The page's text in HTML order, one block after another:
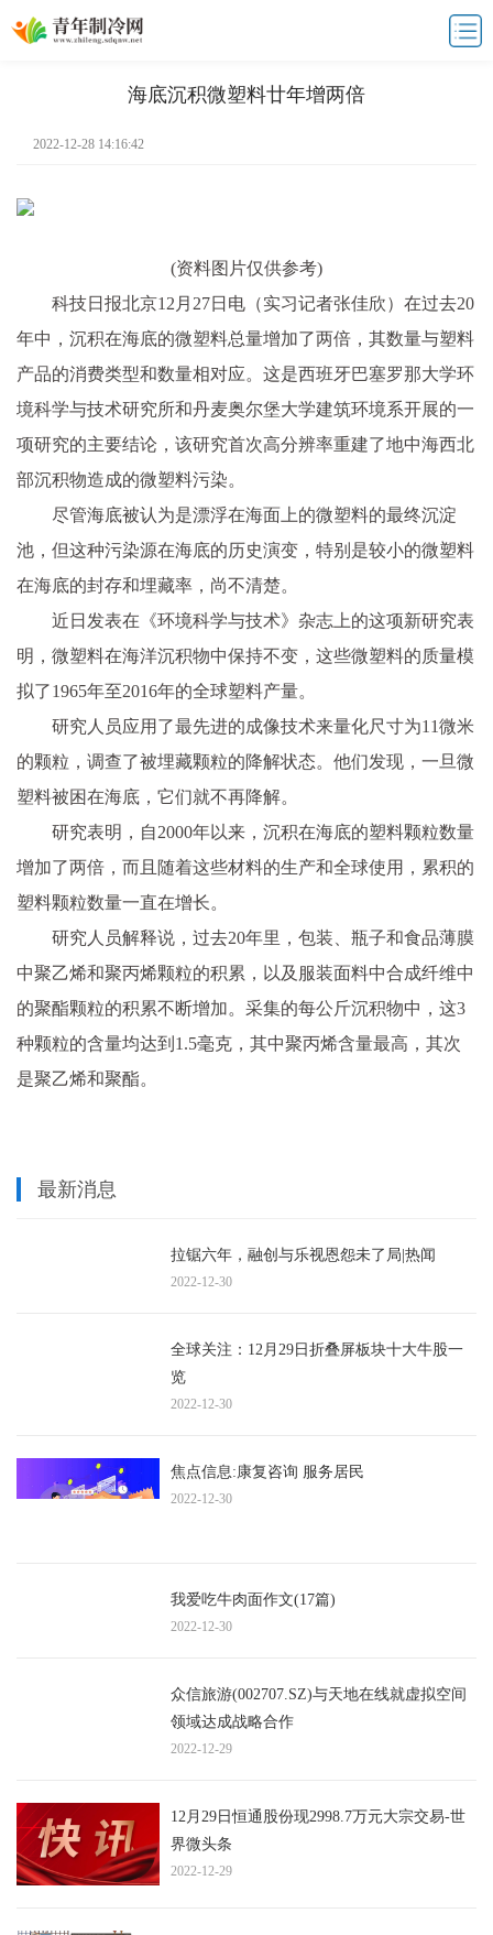
海底沉积微塑料廿年增两倍
2022-12-28 14:16:42
(资料图片仅供参考)
科技日报北京12月27日电（实习记者张佳欣）在过去20
年中，沉积在海底的微塑料总量增加了两倍，其数量与塑料
产品的消费类型和数量相对应。这是西班牙巴塞罗那大学环
境科学与技术研究所和丹麦奥尔堡大学建筑环境系开展的一
项研究的主要结论，该研究首次高分辨率重建了地中海西北
部沉积物造成的微塑料污染。
尽管海底被认为是漂浮在海面上的微塑料的最终沉淀
池，但这种污染源在海底的历史演变，特别是较小的微塑料
在海底的封存和埋藏率，尚不清楚。
近日发表在《环境科学与技术》杂志上的这项新研究表
明，微塑料在海洋沉积物中保持不变，这些微塑料的质量模
拟了1965年至2016年的全球塑料产量。
研究人员应用了最先进的成像技术来量化尺寸为11微米
的颗粒，调查了被埋藏颗粒的降解状态。他们发现，一旦微
塑料被困在海底，它们就不再降解。
研究表明，自2000年以来，沉积在海底的塑料颗粒数量
增加了两倍，而且随着这些材料的生产和全球使用，累积的
塑料颗粒数量一直在增长。
研究人员解释说，过去20年里，包装、瓶子和食品薄膜
中聚乙烯和聚丙烯颗粒的积累，以及服装面料中合成纤维中
的聚酯颗粒的积累不断增加。采集的每公斤沉积物中，这3
种颗粒的含量均达到1.5毫克，其中聚丙烯含量最高，其次
是聚乙烯和聚酯。
最新消息
拉锯六年，融创与乐视恩怨未了局|热闻
2022-12-30
全球关注：12月29日折叠屏板块十大牛股一
览
2022-12-30
焦点信息:康复咨询 服务居民
2022-12-30
我爱吃牛肉面作文(17篇)
2022-12-30
众信旅游(002707.SZ)与天地在线就虚拟空间
领域达成战略合作
2022-12-29
12月29日恒通股份现2998.7万元大宗交易-世
界微头条
2022-12-29